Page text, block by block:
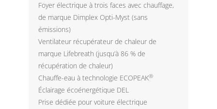
Foyer électrique à trois faces avec chauffage,
de marque Dimplex Opti-Myst (sans
émissions)
Ventilateur récupérateur de chaleur de
marque Lifebreath (jusqu’à 86 % de
récupération de chaleur)
Chauffe-eau à technologie ECOPEAK®
Éclairage écoénergétique DEL
Prise dédiée pour voiture électrique